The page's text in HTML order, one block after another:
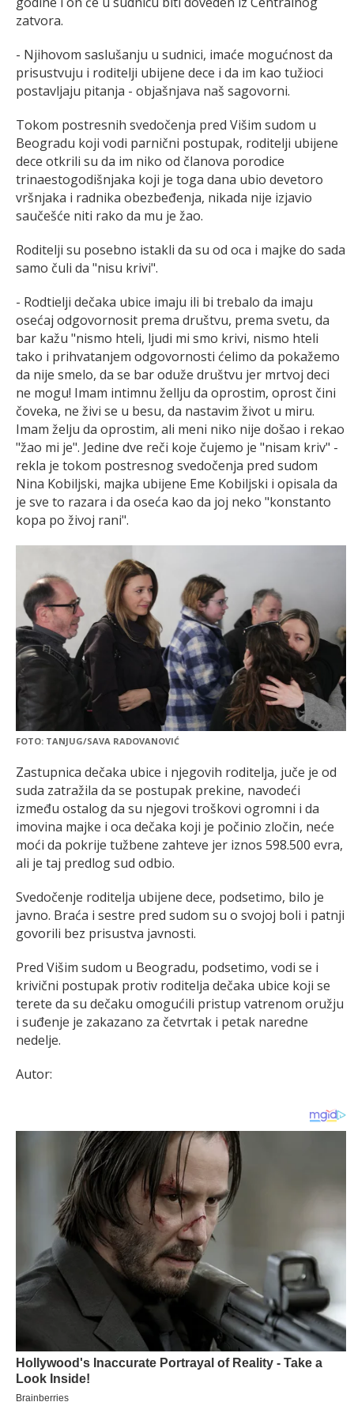
zatvora.
- Njihovom saslušanju u sudnici, imaće mogućnost da
prisustvuju i roditelji ubijene dece i da im kao tužioci
postavljaju pitanja - objašnjava naš sagovorni.
Tokom postresnih svedočenja pred Višim sudom u
Beogradu koji vodi parnični postupak, roditelji ubijene
dece otkrili su da im niko od članova porodice
trinaestogodišnjaka koji je toga dana ubio devetoro
vršnjaka i radnika obezbeđenja, nikada nije izjavio
saučešće niti rako da mu je žao.
Roditelji su posebno istakli da su od oca i majke do sada
samo čuli da "nisu krivi".
- Rodtielji dečaka ubice imaju ili bi trebalo da imaju
osećaj odgovornosit prema društvu, prema svetu, da
bar kažu "nismo hteli, ljudi mi smo krivi, nismo hteli
tako i prihvatanjem odgovornosti ćelimo da pokažemo
da nije smelo, da se bar oduže društvu jer mrtvoj deci
ne mogu! Imam intimnu žellju da oprostim, oprost čini
čoveka, ne živi se u besu, da nastavim život u miru.
Imam želju da oprostim, ali meni niko nije došao i rekao
"žao mi je". Jedine dve reči koje čujemo je "nisam kriv" -
rekla je tokom postresnog svedočenja pred sudom
Nina Kobiljski, majka ubijene Eme Kobiljski i opisala da
je sve to razara i da oseća kao da joj neko "konstanto
kopa po živoj rani".
FOTO: TANJUG/SAVA RADOVANOVIĆ
Zastupnica dečaka ubice i njegovih roditelja, juče je od
suda zatražila da se postupak prekine, navodeći
između ostalog da su njegovi troškovi ogromni i da
imovina majke i oca dečaka koji je počinio zločin, neće
moći da pokrije tužbene zahteve jer iznos 598.500 evra,
ali je taj predlog sud odbio.
Svedočenje roditelja ubijene dece, podsetimo, bilo je
javno. Braća i sestre pred sudom su o svojoj boli i patnji
govorili bez prisustva javnosti.
Pred Višim sudom u Beogradu, podsetimo, vodi se i
krivični postupak protiv roditelja dečaka ubice koji se
terete da su dečaku omogućili pristup vatrenom oružju
i suđenje je zakazano za četvrtak i petak naredne
nedelje.
Autor: